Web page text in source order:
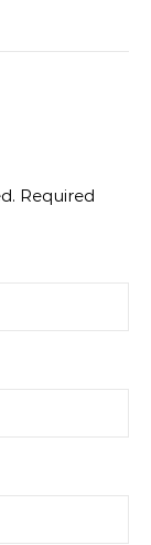
Required